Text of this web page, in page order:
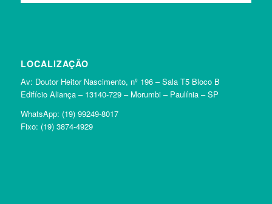
LOCALIZAÇÃO
Av: Doutor Heitor Nascimento, nº 196 – Sala T5 Bloco B
Edifício Aliança – 13140-729 – Morumbi – Paulínia – SP
WhatsApp: (19) 99249-8017
Fixo: (19) 3874-4929